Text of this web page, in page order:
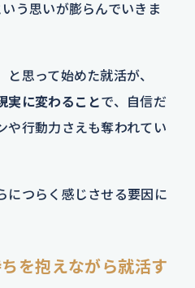
う思いが膨らんでいきま
と思って始めた就活が、
実に変わることで、自信だ
や行動力さえも奪われてい
につらく感じさせる要因に
を抱えながら就活す